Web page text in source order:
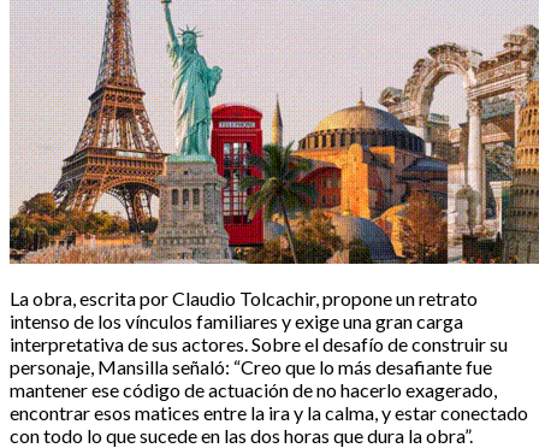
La obra, escrita por Claudio Tolcachir, propone un retrato
intenso de los vínculos familiares y exige una gran carga
interpretativa de sus actores. Sobre el desafío de construir su
personaje, Mansilla señaló: “Creo que lo más desafiante fue
mantener ese código de actuación de no hacerlo exagerado,
encontrar esos matices entre la ira y la calma, y estar conectado
con todo lo que sucede en las dos horas que dura la obra”.